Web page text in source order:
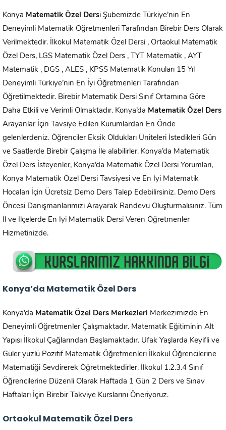
Konya Matematik Özel Dersi Şubemizde Türkiye’nin En
Deneyimli Matematik Öğretmenleri Tarafından Birebir Ders Olarak
Verilmektedir. İlkokul Matematik Özel Dersi , Ortaokul Matematik
Özel Ders, LGS Matematik Özel Ders , TYT Matematik , AYT
Matematik , DGS , ALES , KPSS Matematik Konuları 15 Yıl
Deneyimli Türkiye’nin En İyi Öğretmenleri Tarafından
Öğretilmektedir. Birebir Matematik Dersi Sınıf Ortamına Göre
Daha Etkili ve Verimli Olmaktadır. Konya’da Matematik Özel Ders
Arayanlar İçin Tavsiye Edilen Kurumlardan En Önde
gelenlerdeniz. Öğrenciler Eksik Oldukları Üniteleri İstedikleri Gün
ve Saatlerde Birebir Çalışma İle alabilirler. Konya’da Matematik
Özel Ders İsteyenler, Konya’da Matematik Özel Dersi Yorumları,
Konya Matematik Özel Dersi Tavsiyesi ve En İyi Matematik
Hocaları İçin Ücretsiz Demo Ders Talep Edebilirsiniz. Demo Ders
Öncesi Danışmanlarımızı Arayarak Randevu Oluşturmalısınız. Tüm
İl ve İlçelerde En İyi Matematik Dersi Veren Öğretmenler
Hizmetinizde.
Konya’da Matematik Özel Ders
Konya’da Matematik Özel Ders Merkezleri Merkezimizde En
Deneyimli Öğretmenler Çalışmaktadır. Matematik Eğitiminin Alt
Yapısı İlkokul Çağlarından Başlamaktadır. Ufak Yaşlarda Keyifli ve
Güler yüzlü Pozitif Matematik Öğretmenleri İlkokul Öğrencilerine
Matematiği Sevdirerek Öğretmektedirler. İlkokul 1.2.3.4 Sınıf
Öğrencilerine Düzenli Olarak Haftada 1 Gün 2 Ders ve Sınav
Haftaları İçin Birebir Takviye Kurslarını Öneriyoruz.
Ortaokul Matematik Özel Ders